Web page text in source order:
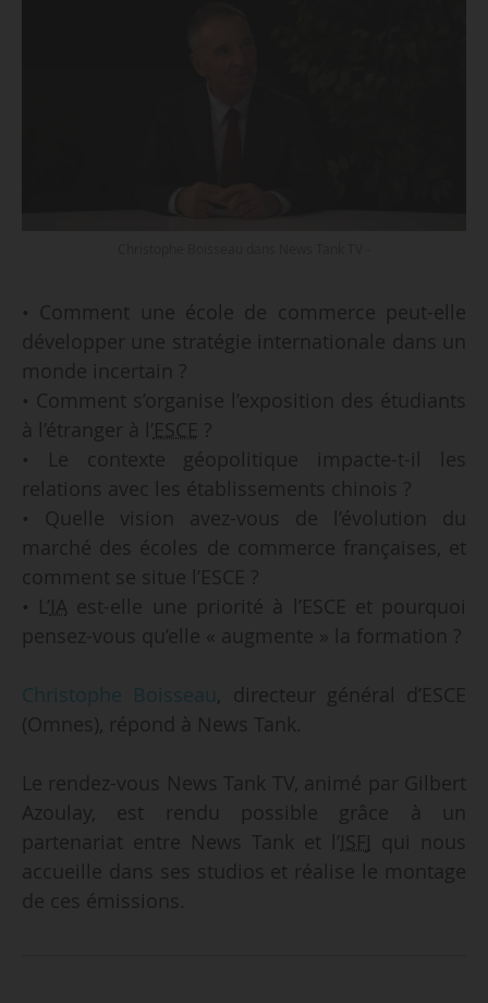
• Comment une école de commerce peut-elle
développer une stratégie internationale dans un
monde incertain ?
• Comment s’organise l’exposition des étudiants
à l’étranger à l’ESCE ?
• Le contexte géopolitique impacte-t-il les
relations avec les établissements chinois ?
• Quelle vision avez-vous de l’évolution du
marché des écoles de commerce françaises, et
comment se situe l’ESCE ?
• L’IAest-elle une priorité à l’ESCE et pourquoi
pensez-vous qu’elle « augmente » la formation ?
Christophe Boisseau, directeur général d’ESCE
(Omnes), répond à News Tank.
Le rendez-vous News Tank TV, animé par Gilbert
Azoulay, est rendu possible grâce à un
partenariat entre News Tank et l’ISFJ qui nous
accueille dans ses studios et réalise le montage
de ces émissions.